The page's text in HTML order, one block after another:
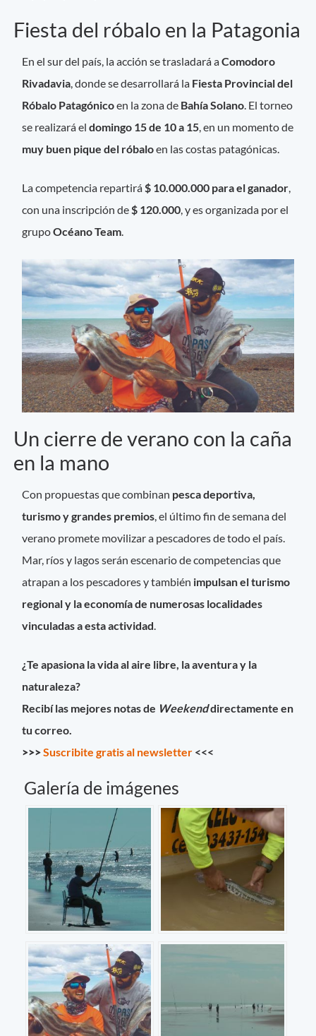
Fiesta del róbalo en la Patagonia
En el sur del país, la acción se trasladará aComodoro
Rivadavia, donde se desarrollará la Fiesta Provincial del
Róbalo Patagónicoen la zona de Bahía Solano. El torneo
se realizará eldomingo 15 de 10 a 15, en un momento de
muy buen pique del róbaloen las costas patagónicas.
La competencia repartirá$ 10.000.000 para el ganador,
con una inscripción de$ 120.000, y es organizada por el
grupoOcéano Team.
Un cierre de verano con la caña
en la mano
Con propuestas que combinan pesca deportiva,
turismo y grandes premios, el último fin de semana del
verano promete movilizar a pescadores de todo el país.
Mar, ríos y lagos serán escenario de competencias que
atrapan a los pescadores y también impulsan el turismo
regional y la economía de numerosas localidades
vinculadas a esta actividad.
¿Te apasiona la vida al aire libre, la aventura y la
naturaleza?
Recibí las mejores notas de Weekenddirectamente en
tu correo.
>>>Suscribite gratis al newsletter <<<
Galería de imágenes